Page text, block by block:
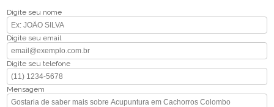
Digite seu nome
Digite seu email
Digite seu telefone
Mensagem